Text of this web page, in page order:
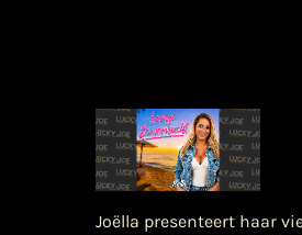
Joëlla presenteert haar